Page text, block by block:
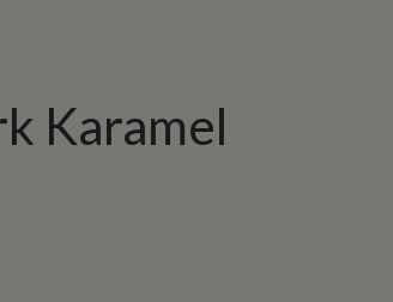
Karamel